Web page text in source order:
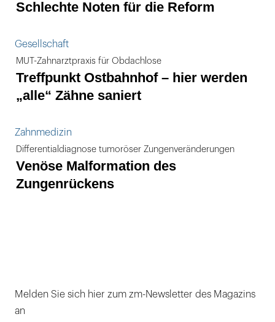
Schlechte Noten für die Reform
Gesellschaft
MUT-Zahnarztpraxis für Obdachlose
Treffpunkt Ostbahnhof – hier werden
„alle“ Zähne saniert
Zahnmedizin
Differentialdiagnose tumoröser Zungenveränderungen
Venöse Malformation des
Zungenrückens
Melden Sie sich hier zum zm-Newsletter des Magazins
an